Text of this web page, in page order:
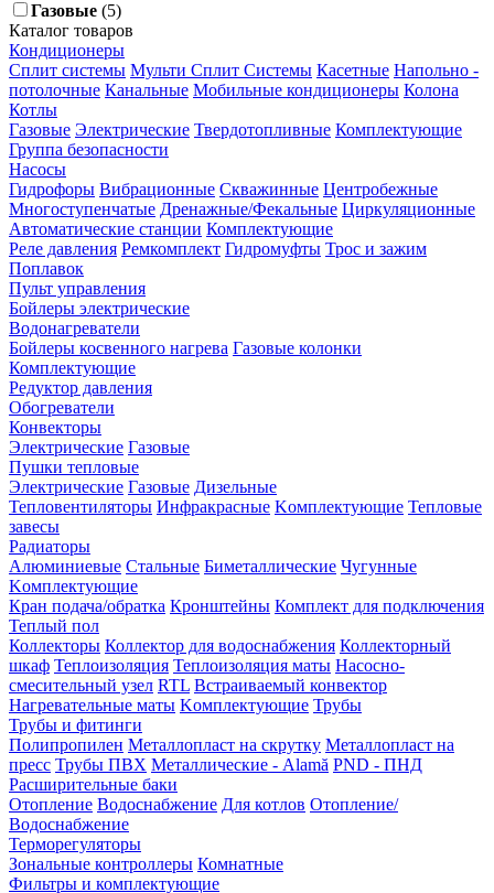
Газовые (5)
Каталог товаров
Кондиционеры
Сплит системы Мульти Сплит Системы Касетные Напольно -
потолочные Канальные Мобильные кондиционеры Колона
Котлы
Газовые Электрические Твердотопливные Комплектующие
Группа безопасности
Насосы
Гидрофоры Вибрационные Скважинные Центробежные
Многоступенчатые Дренажные/Фекальные Циркуляционные
Автоматические станции Комплектующие
Реле давления Ремкомплект Гидромуфты Трос и зажим
Поплавок
Пульт управления
Бойлеры электрические
Водонагреватели
Бойлеры косвенного нагрева Газовые колонки
Комплектующие
Редуктор давления
Обогреватели
Конвекторы
Электрические Газовые
Пушки тепловые
Электрические Газовые Дизельные
Тепловентиляторы Инфракрасные Kомплектующие Тепловые
завесы
Радиаторы
Алюминиевые Стальные Биметаллические Чугунные
Kомплектующие
Кран подача/обратка Кронштейны Комплект для подключения
Теплый пол
Коллекторы Коллектор для водоснабжения Коллекторный
шкаф Теплоизоляция Теплоизоляция маты Насосно-
смесительный узел RTL Встраиваемый конвектор
Нагревательные маты Kомплектующие Трубы
Трубы и фитинги
Полипропилен Металлопласт на скрутку Металлопласт на
пресс Трубы ПВХ Металлические - Alamă PND - ПНД
Расширительные баки
Отопление Водоснабжение Для котлов Отопление/
Водоснабжение
Терморегуляторы
Зональные контроллеры Комнатные
Фильтры и комплектующие